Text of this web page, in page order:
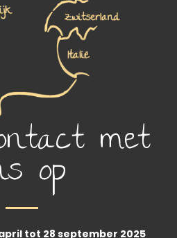
met
op
tot 28 september 2025